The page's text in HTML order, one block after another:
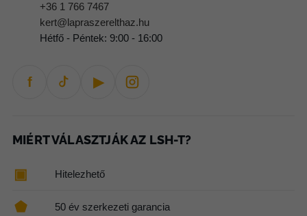
+36 1 766 7467
kert@lapraszerelthaz.hu
Hétfő - Péntek: 9:00 - 16:00
f ▶
MIÉRT VÁLASZTJÁK AZ LSH-T?
▣ Hitelezhető
⬟ 50 év szerkezeti garancia